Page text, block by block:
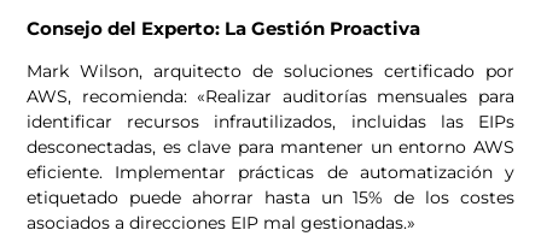
Consejo del Experto: La Gestión Proactiva
Mark Wilson, arquitecto de soluciones certificado por
AWS, recomienda: «Realizar auditorías mensuales para
identificar recursos infrautilizados, incluidas las EIPs
desconectadas, es clave para mantener un entorno AWS
eficiente. Implementar prácticas de automatización y
etiquetado puede ahorrar hasta un 15% de los costes
asociados a direcciones EIP mal gestionadas.»